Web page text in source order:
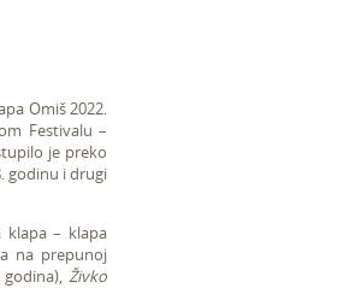
Omiš 2022.
Festivalu –
je preko
godinu i drugi
klapa – klapa
na prepunoj
Živko